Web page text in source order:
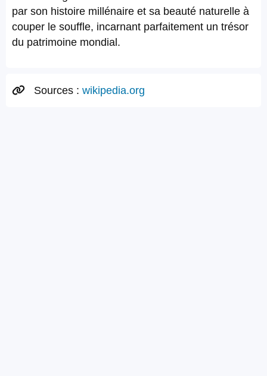
par son histoire millénaire et sa beauté naturelle à
couper le souffle, incarnant parfaitement un trésor
du patrimoine mondial.
Sources : wikipedia.org